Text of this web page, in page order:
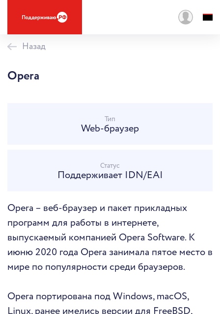
Назад
Opera
Тип
Web-браузер
Статус
Поддерживает IDN/EAI
Opera – веб-браузер и пакет прикладных
программ для работы в интернете,
выпускаемый компанией Opera Software. К
июню 2020 года Opera занимала пятое место в
мире по популярности среди браузеров.
Opera портирована под Windows, macOS,